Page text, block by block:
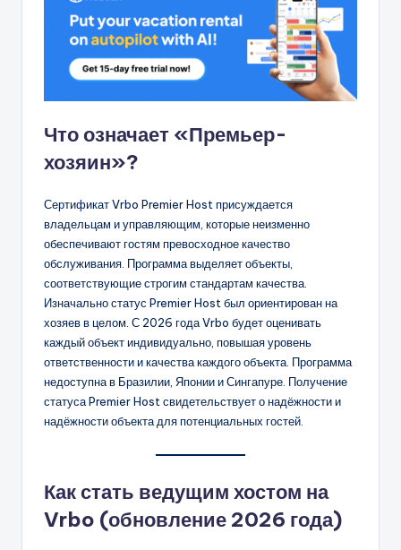
Что означает «Премьер-
хозяин»?
Сертификат Vrbo Premier Host присуждается
владельцам и управляющим, которые неизменно
обеспечивают гостям превосходное качество
обслуживания. Программа выделяет объекты,
соответствующие строгим стандартам качества.
Изначально статус Premier Host был ориентирован на
хозяев в целом. С 2026 года Vrbo будет оценивать
каждый объект индивидуально, повышая уровень
ответственности и качества каждого объекта. Программа
недоступна в Бразилии, Японии и Сингапуре. Получение
статуса Premier Host свидетельствует о надёжности и
надёжности объекта для потенциальных гостей.
Как стать ведущим хостом на
Vrbo (обновление 2026 года)